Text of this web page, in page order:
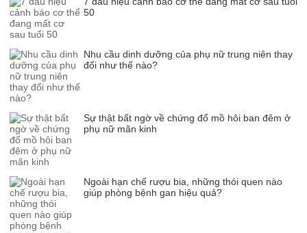
50
Nhu cầu dinh dưỡng của phụ nữ trung niên thay
đổi như thế nào?
Sự thật bất ngờ về chứng đổ mồ hôi ban đêm ở
phụ nữ mãn kinh
Ngoài hạn chế rượu bia, những thói quen nào
giúp phòng bệnh gan hiệu quả?